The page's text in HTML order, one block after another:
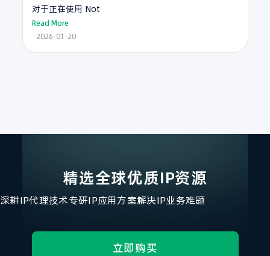
对于正在使用 Not
Read More
2026-01-20
精选全球优质IP资源
深耕IP代理技术专研IP应用方案解决IP业务难题
立即购买